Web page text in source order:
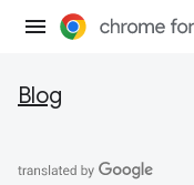
Blog